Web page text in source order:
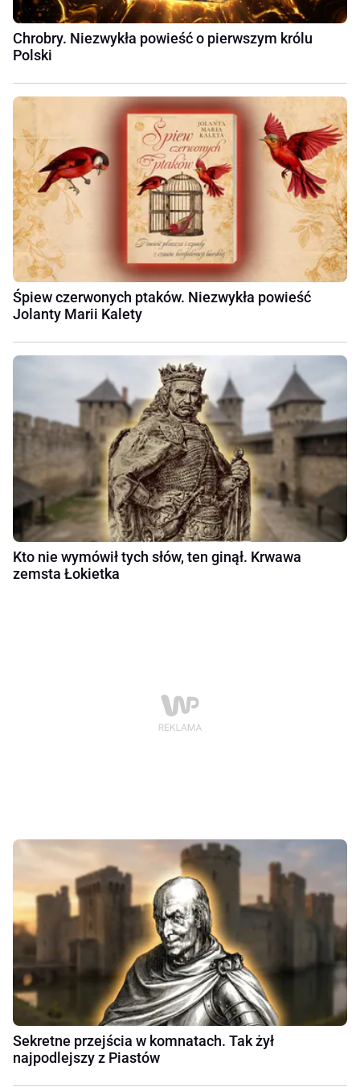
Chrobry. Niezwykła powieść o pierwszym królu
Polski
Śpiew czerwonych ptaków. Niezwykła powieść
Jolanty Marii Kalety
Kto nie wymówił tych słów, ten ginął. Krwawa
zemsta Łokietka
Sekretne przejścia w komnatach. Tak żył
najpodlejszy z Piastów